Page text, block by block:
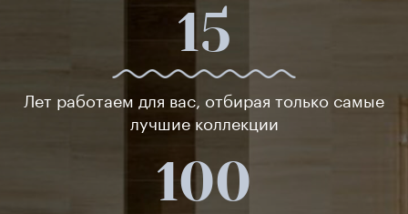
15
Лет работаем для вас, отбирая только самые
лучшие коллекции
100